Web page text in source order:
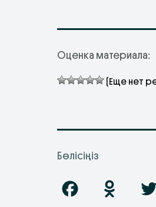
Оценка материала:
(Еще нет
Бөлісіңіз